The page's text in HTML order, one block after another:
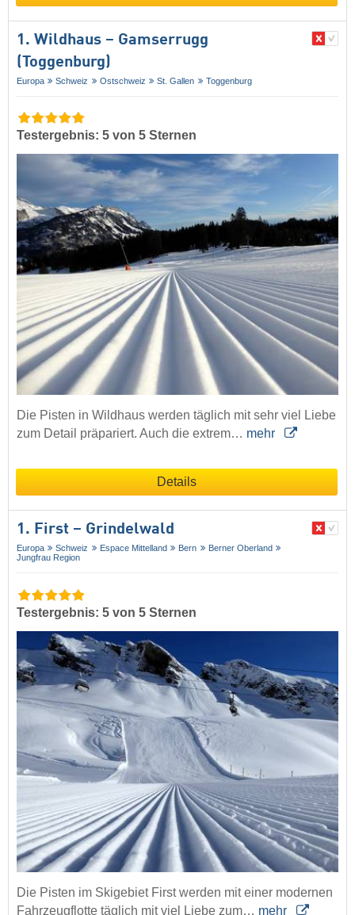
1. Wildhaus – Gamserrugg
(Toggenburg)
Europa Schweiz Ostschweiz St. Gallen Toggenburg
Testergebnis: 5 von 5 Sternen
Die Pisten in Wildhaus werden täglich mit sehr viel Liebe
zum Detail präpariert. Auch die extrem… mehr
Details
1. First – Grindelwald
Europa Schweiz Espace Mittelland Bern
Berner Oberland
Jungfrau Region
Testergebnis: 5 von 5 Sternen
Die Pisten im Skigebiet First werden mit einer modernen
Fahrzeugflotte täglich mit viel Liebe zum… mehr